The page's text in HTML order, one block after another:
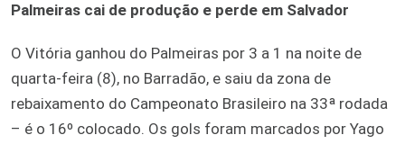
Palmeiras cai de produção e perde em Salvador
O Vitória ganhou do Palmeiras por 3 a 1 na noite de
quarta-feira (8), no Barradão, e saiu da zona de
rebaixamento do Campeonato Brasileiro na 33ª rodada
– é o 16º colocado. Os gols foram marcados por Yago